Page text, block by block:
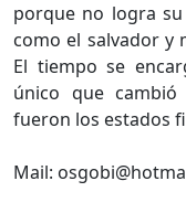
porque no logra
como el salvador y
El tiempo se
único que
fueron los estados
Mail: